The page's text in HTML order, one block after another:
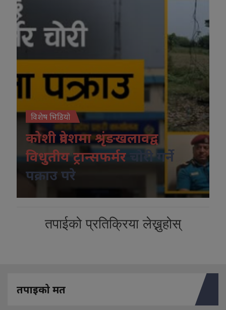
विशेष भिडियो
कोशी प्रदेशमा श्रृंङखलावद्व
विधुतीय ट्रान्सफर्मर
चोरी गर्ने
पक्राउ परे
तपाईको प्रतिक्रिया लेख्नुहोस्
तपाइको मत